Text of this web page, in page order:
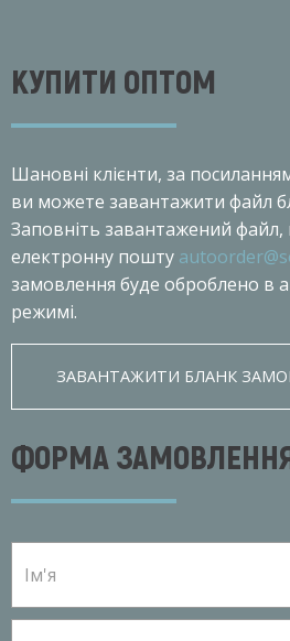
КУПИТИ ОПТОМ
Шановнi клiєнти, за
ви можете завантажити файл
Заповніть завантажений файл,
електронну пошту
замовлення буде оброблено в
режимі.
ЗАВАНТАЖИТИ БЛАНК
ФОРМА